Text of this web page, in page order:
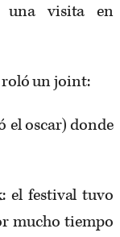
una visita en
roló un joint:
el oscar) donde
el festival tuvo
mucho tiempo